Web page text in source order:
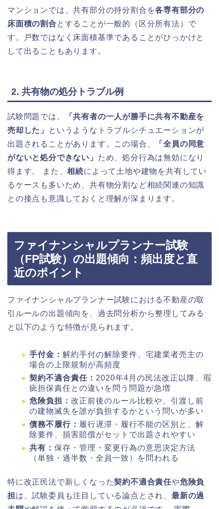
マンションでは、共有部分の持分割合を各専有部分の
床面積の割合とすることが一般的（区分所有法）で
す。戸数ではなく床面積基準であることがひっかけと
して出ることもあります。
2. 共有物の処分トラブル例
試験問題では、
「共有者の一人が勝手に共有不動産を
売却した」
というようなトラブルシチュエーションが
出題されることがあります。この場合、
「全員の同意
がないと処分できない」 ため、処分行為は無効になり
得ます。 また、相続によって土地や建物を共有してい
るケースも多いため、共有物分割など相続関連の知識
との接点も意識しておくと理解が深まります。
ファイナンシャルプランナー試験
（FP試験）の出題傾向：頻出度と直
近のポイント
ファイナンシャルプランナー試験における不動産の取
引ルールの出題傾向を、過去問分析から整理してみる
と以下のような特徴が見られます。
手付金： 解約手付の解除要件、宅建業者売主の
場合の上限規制が高頻度
契約不適合責任： 2020年4月の民法改正以降、瑕
疵担保責任との違いを問う問題が急増
危険負担： 改正前後のルール比較や、引渡し前
の建物滅失を誰が負担するかという問いが多い
債務不履行： 履行遅滞・履行不能の区別と、解
除要件、損害賠償がセットで出題されやすい
共有： 保存・管理・変更行為の意思決定方法
（単独・過半数・全員一致）を問われる
特に改正民法で新しくなった契約不適合責任や危険負
担は、試験委員も注目している論点とされ、最新の過